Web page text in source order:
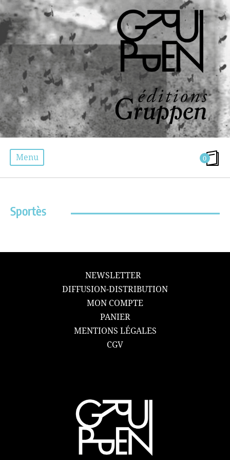
Menu 0
Sportès
NEWSLETTER
DIFFUSION-DISTRIBUTION
MON COMPTE
PANIER
MENTIONS LÉGALES
CGV